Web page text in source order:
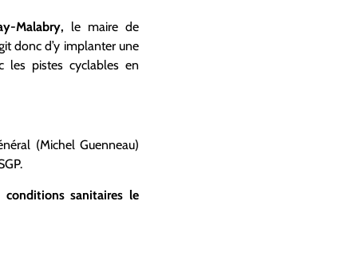
Malabry, le maire de
donc d’y implanter une
les pistes cyclables en
(Michel Guenneau)
sanitaires le